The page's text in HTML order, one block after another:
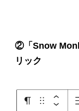
②「 Snow
リック